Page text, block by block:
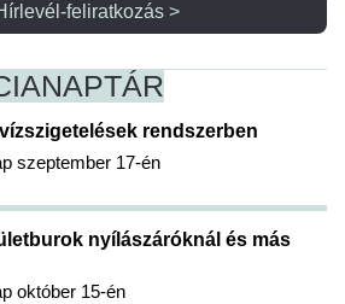
feliratkozás >
NAPTÁR
rendszerben
szeptember 17-én
nyílászáróknál és más
október 15-én